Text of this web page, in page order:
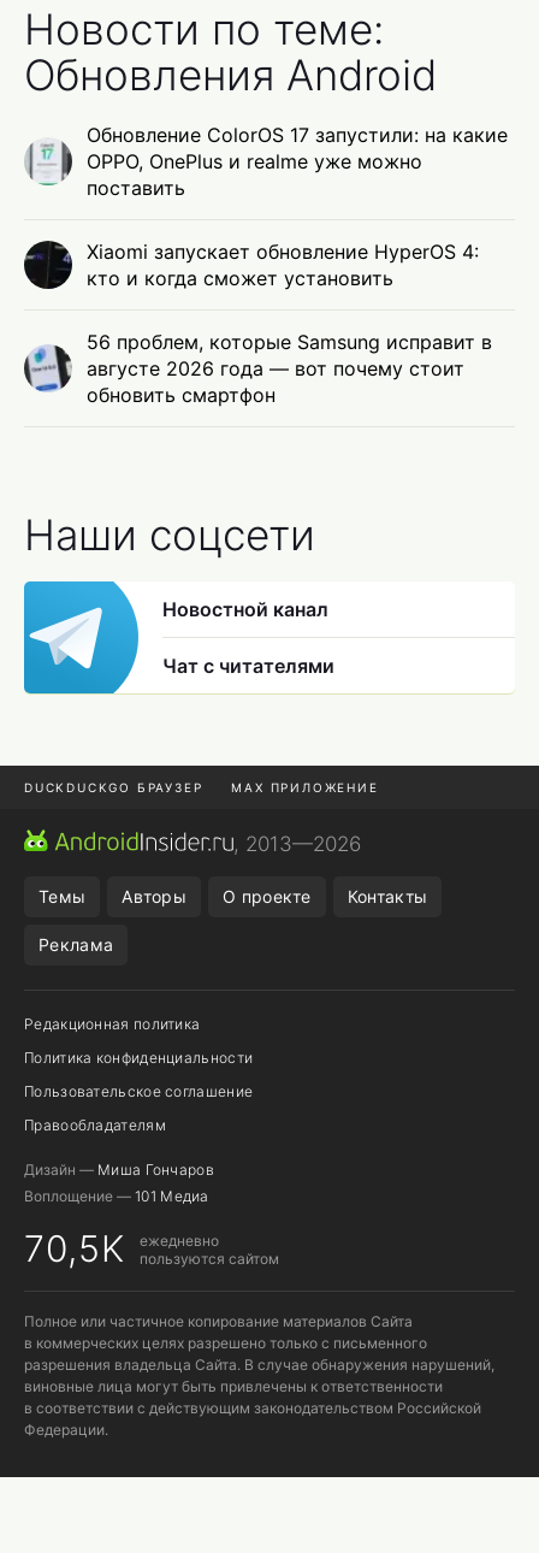
Новости по теме:
Обновления Android
Обновление ColorOS 17 запустили: на какие
OPPO, OnePlus и realme уже можно
поставить
Xiaomi запускает обновление HyperOS 4:
кто и когда сможет установить
56 проблем, которые Samsung исправит в
августе 2026 года — вот почему стоит
обновить смартфон
Наши соцсети
Новостной канал
Чат с читателями
DUCKDUCKGO БРАУЗЕР MAX ПРИЛОЖЕНИЕ
ПРИЛОЖЕНИЯ ANDROID
, 2013—2026
Темы Авторы О проекте Контакты
Реклама
Редакционная политика
Политика конфиденциальности
Пользовательское соглашение
Правообладателям
Дизайн — Миша Гончаров
Воплощение — 101 Медиа
70,5K
ежедневно
пользуются сайтом
Полное или частичное копирование материалов Сайта
в коммерческих целях разрешено только с письменного
разрешения владельца Сайта. В случае обнаружения нарушений,
виновные лица могут быть привлечены к ответственности
в соответствии с действующим законодательством Российской
Федерации.